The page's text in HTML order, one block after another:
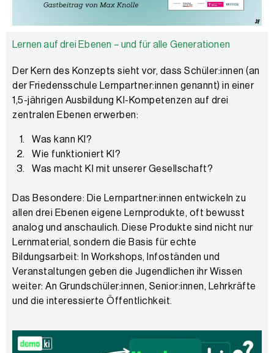
Lernen auf drei Ebenen – und für alle Generationen
Der Kern des Konzepts sieht vor, dass Schüler:innen (an
der Friedensschule Lernpartner:innen genannt) in einer
1,5-jährigen Ausbildung KI-Kompetenzen auf drei
zentralen Ebenen erwerben:
Was kann KI?
Wie funktioniert KI?
Was macht KI mit unserer Gesellschaft?
Das Besondere: Die Lernpartner:innen entwickeln zu
allen drei Ebenen eigene Lernprodukte, oft bewusst
analog und anschaulich. Diese Produkte sind nicht nur
Lernmaterial, sondern die Basis für echte
Bildungsarbeit: In Workshops, Infoständen und
Veranstaltungen geben die Jugendlichen ihr Wissen
weiter: An Grundschüler:innen, Senior:innen, Lehrkräfte
und die interessierte Öffentlichkeit.